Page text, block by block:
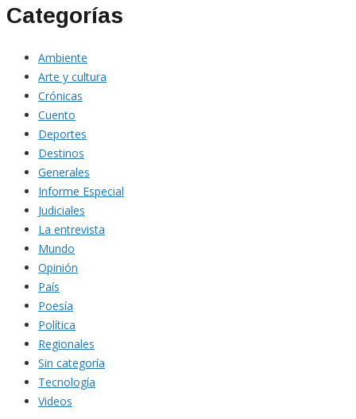
Categorías
Ambiente
Arte y cultura
Crónicas
Cuento
Deportes
Destinos
Generales
Informe Especial
Judiciales
La entrevista
Mundo
Opinión
País
Poesía
Política
Regionales
Sin categoría
Tecnología
Videos